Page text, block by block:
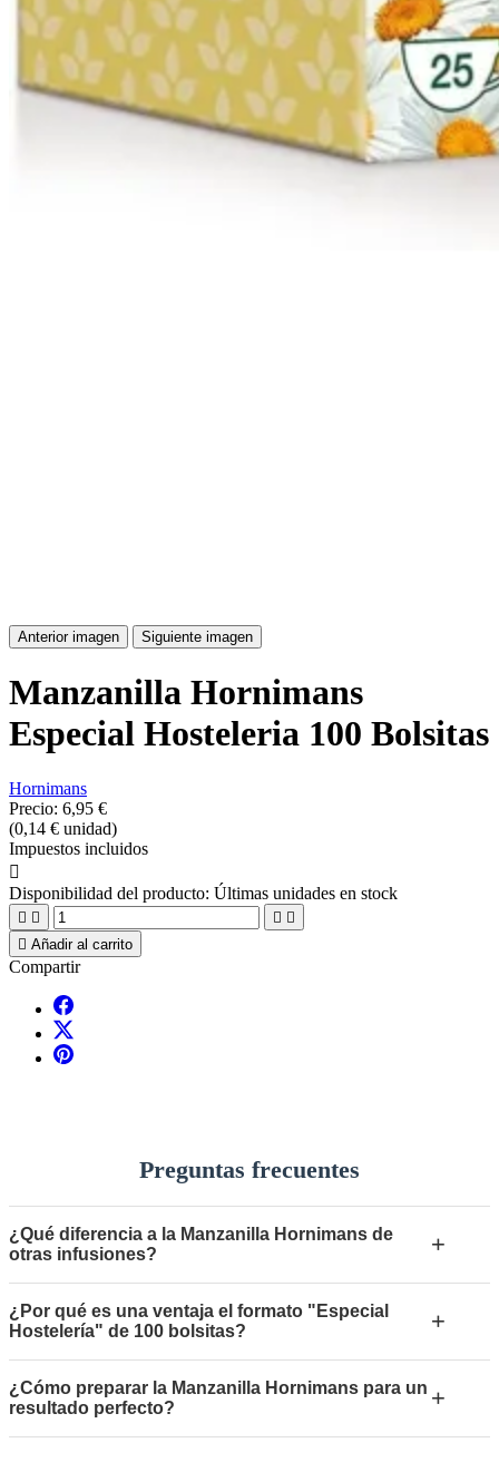
Anterior imagen Siguiente imagen
Manzanilla Hornimans
Especial Hosteleria 100 Bolsitas
Hornimans
Precio: 6,95 €
(0,14 € unidad)
Impuestos incluidos

Disponibilidad del producto: Últimas unidades en stock
   
 Añadir al carrito
Compartir
Preguntas frecuentes
¿Qué diferencia a la Manzanilla Hornimans de
otras infusiones?
+
¿Por qué es una ventaja el formato "Especial
Hostelería" de 100 bolsitas?
+
¿Cómo preparar la Manzanilla Hornimans para un
resultado perfecto?
+